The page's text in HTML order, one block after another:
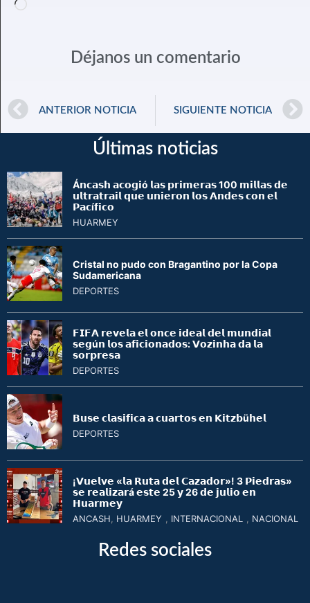
Déjanos un comentario
ANTERIOR NOTICIA SIGUIENTE NOTICIA
Últimas noticias
Á𝗻𝗰𝗮𝘀𝗵 𝗮𝗰𝗼𝗴𝗶ó 𝗹𝗮𝘀 𝗽𝗿𝗶𝗺𝗲𝗿𝗮𝘀 100 𝗺𝗶𝗹𝗹𝗮𝘀 𝗱𝗲
𝘂𝗹𝘁𝗿𝗮𝘁𝗿𝗮𝗶𝗹 𝗾𝘂𝗲 𝘂𝗻𝗶𝗲𝗿𝗼𝗻 𝗹𝗼𝘀 𝗔𝗻𝗱𝗲𝘀 𝗰𝗼𝗻 𝗲𝗹
𝗣𝗮𝗰í𝗳𝗶𝗰𝗼
HUARMEY
Cristal no pudo con Bragantino por la Copa
Sudamericana
DEPORTES
𝗙𝗜𝗙𝗔 𝗿𝗲𝘃𝗲𝗹𝗮 𝗲𝗹 𝗼𝗻𝗰𝗲 𝗶𝗱𝗲𝗮𝗹 𝗱𝗲𝗹 𝗺𝘂𝗻𝗱𝗶𝗮𝗹
𝘀𝗲𝗴ú𝗻 𝗹𝗼𝘀 𝗮𝗳𝗶𝗰𝗶𝗼𝗻𝗮𝗱𝗼𝘀: 𝗩𝗼𝘇𝗶𝗻𝗵𝗮 𝗱𝗮 𝗹𝗮
𝘀𝗼𝗿𝗽𝗿𝗲𝘀𝗮
DEPORTES
𝗕𝘂𝘀𝗲 𝗰𝗹𝗮𝘀𝗶𝗳𝗶𝗰𝗮 𝗮 𝗰𝘂𝗮𝗿𝘁𝗼𝘀 𝗲𝗻 𝗞𝗶𝘁𝘇𝗯ü𝗵𝗲𝗹
DEPORTES
¡𝗩𝘂𝗲𝗹𝘃𝗲 «𝗹𝗮 𝗥𝘂𝘁𝗮 𝗱𝗲𝗹 𝗖𝗮𝘇𝗮𝗱𝗼𝗿»! 3 𝗣𝗶𝗲𝗱𝗿𝗮𝘀»
𝘀𝗲 𝗿𝗲𝗮𝗹𝗶𝘇𝗮𝗿á 𝗲𝘀𝘁𝗲 25 𝘆 26 𝗱𝗲 𝗷𝘂𝗹𝗶𝗼 𝗲𝗻
𝗛𝘂𝗮𝗿𝗺𝗲𝘆
ANCASH, HUARMEY , INTERNACIONAL , NACIONAL
Redes sociales